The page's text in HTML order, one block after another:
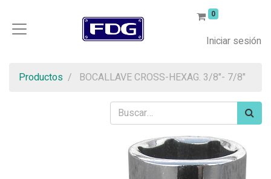
0
Iniciar sesión
Productos BOCALLAVE CROSS-HEXAG. 3/8"- 7/8"